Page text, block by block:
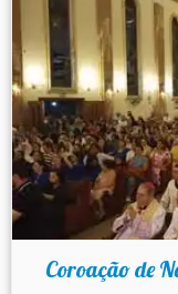
Coroação de